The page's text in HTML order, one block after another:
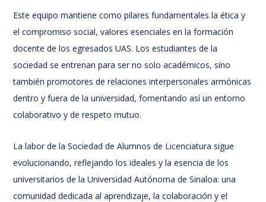
Este equipo mantiene como pilares fundamentales la ética y
el compromiso social, valores esenciales en la formación
docente de los egresados UAS. Los estudiantes de la
sociedad se entrenan para ser no solo académicos, sino
también promotores de relaciones interpersonales armónicas
dentro y fuera de la universidad, fomentando así un entorno
colaborativo y de respeto mutuo.
La labor de la Sociedad de Alumnos de Licenciatura sigue
evolucionando, reflejando los ideales y la esencia de los
universitarios de la Universidad Autónoma de Sinaloa: una
comunidad dedicada al aprendizaje, la colaboración y el